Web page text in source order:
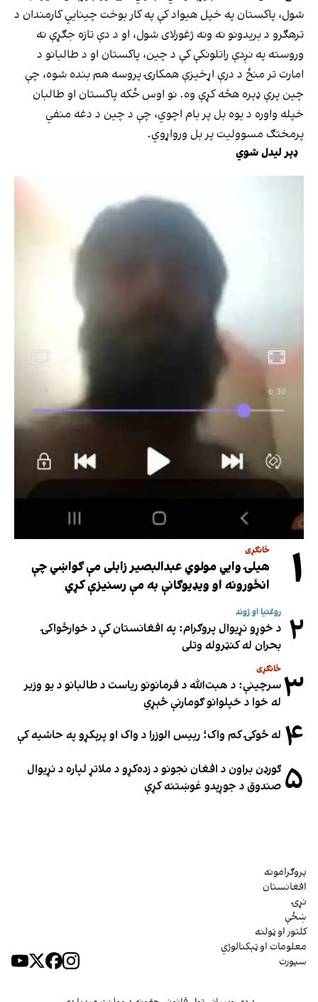
شول، پاکستان په خپل هیواد کې په کار بوخت چینایي کارمندان د
ترهګرو د بریدونو نه ونه ژغورلای شول، او د دې تازه جګړې نه
وروسته په نږدې راتلونکې کې د چین، پاکستان او د طالبانو د
امارت تر منځ د درې اړخیزې همکارۍ پروسه هم بنده شوه، چې
چین پرې ډېره هڅه کړې وه. نو اوس ځکه پاکستان او طالبان
خپله واوره د یوه بل پر بام اچوي، چې د چین د دغه منفي
پرمختګ مسوولیت پر بل ورواړوي.
ډېر لیدل شوي
۱ ځانګړی
هیلۍ وایي مولوي عبدالبصیر زابلی مې ګواښي چې
انځورونه او ویډیوګانې به مې رسنیزې کړي
۲ روغتیا او ژوند
د خوړو نړیوال پروګرام: په افغانستان کې د خوارځواکۍ
بحران له کنټروله وتلی
۳ ځانګړی
سرچینې: د هبت‌الله د فرمانونو ریاست د طالبانو د یو وزیر
له خوا د خپلوانو ګومارنې څېړي
۴ له څوکۍ کم واک؛ رییس الوزرا د واک او پرېکړو په حاشیه کې
۵ ګورډن براون د افغان نجونو د زده‌کړو د ملاتړ لپاره د نړیوال
صندوق د جوړېدو غوښتنه کړې
پروګرامونه
افغانستان
نړۍ
ښځې
کلتور او ټولنه
معلومات او ټېکنالوژي
سپورت